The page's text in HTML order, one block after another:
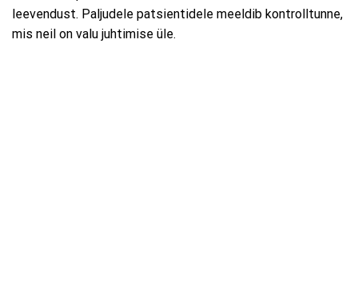
leevendust. Paljudele patsientidele meeldib kontrolltunne,
mis neil on valu juhtimise üle.